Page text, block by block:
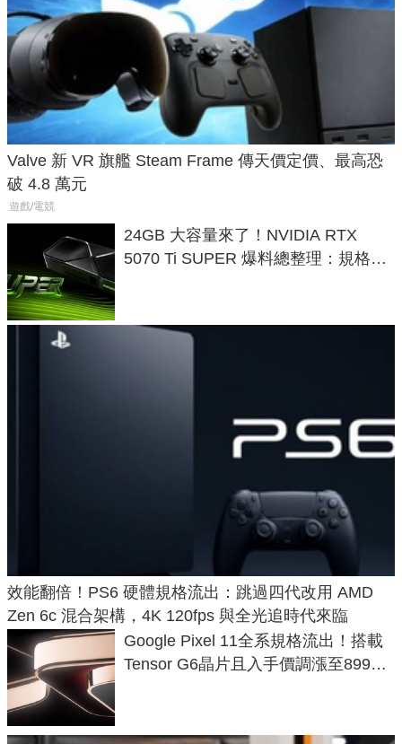
Valve 新 VR 旗艦 Steam Frame 傳天價定價、最高恐
破 4.8 萬元
遊戲/電競
24GB 大容量來了！NVIDIA RTX
5070 Ti SUPER 爆料總整理：規格、
效能翻倍！PS6 硬體規格流出：跳過四代改用 AMD
Zen 6c 混合架構，4K 120fps 與全光追時代來臨
Google Pixel 11全系規格流出！搭載
Tensor G6晶片且入手價調漲至899美